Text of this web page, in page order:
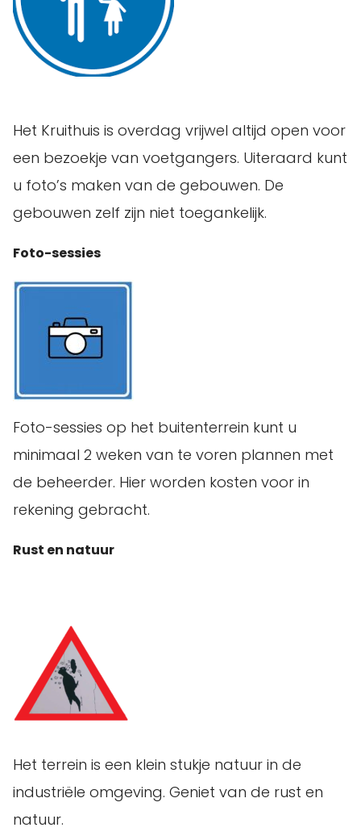
Het Kruithuis is overdag vrijwel altijd open voor
een bezoekje van voetgangers. Uiteraard kunt
u foto’s maken van de gebouwen. De
gebouwen zelf zijn niet toegankelijk.
Foto-sessies
Foto-sessies op het buitenterrein kunt u
minimaal 2 weken van te voren plannen met
de beheerder. Hier worden kosten voor in
rekening gebracht.
Rust en natuur
Het terrein is een klein stukje natuur in de
industriële omgeving. Geniet van de rust en
natuur.